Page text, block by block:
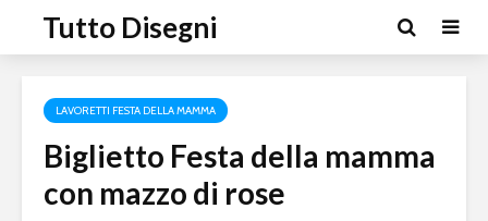
Tutto Disegni
LAVORETTI FESTA DELLA MAMMA
Biglietto Festa della mamma
con mazzo di rose